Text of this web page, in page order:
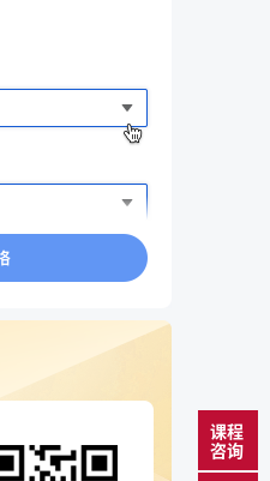
课程
咨询